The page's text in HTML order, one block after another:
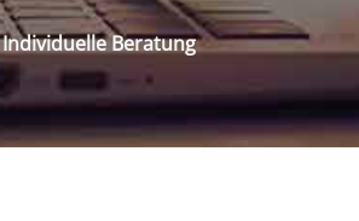
Individuelle Beratung